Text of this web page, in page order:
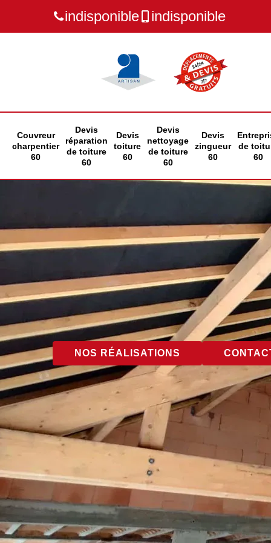
indisponible indisponible
Couvreur
charpentier
60
Devis
réparation
de toiture
60
Devis
toiture
60
Devis
nettoyage
de toiture
60
Devis
zingueur
60
de
60
NOS RÉALISATIONS